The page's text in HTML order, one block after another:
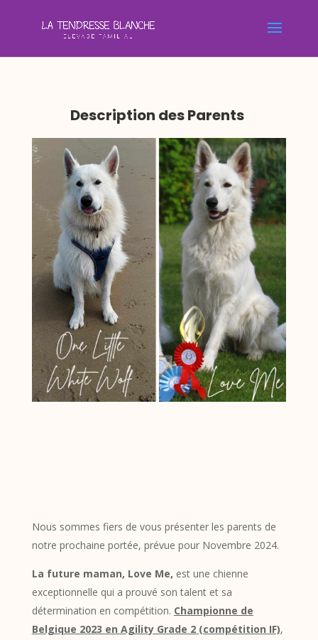
Description des Parents
Nous sommes fiers de vous présenter les parents de
notre prochaine portée, prévue pour Novembre 2024.
La future maman, Love Me, est une chienne
exceptionnelle qui a prouvé son talent et sa
détermination en compétition. Championne de
Belgique 2023 en Agility Grade 2 (compétition IF),